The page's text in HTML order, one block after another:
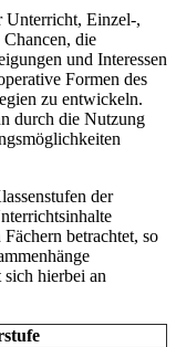
Unterricht, Einzel-,
die
und Interessen
Formen des
zu entwickeln.
durch die Nutzung
der
betrachtet, so
hierbei an